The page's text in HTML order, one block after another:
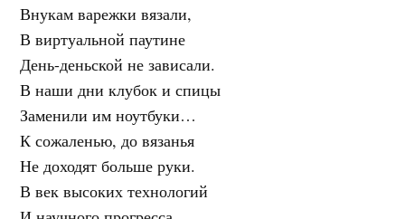
Внукам варежки вязали,
В виртуальной паутине
День-деньской не зависали.
В наши дни клубок и спицы
Заменили им ноутбуки…
К сожаленью, до вязанья
Не доходят больше руки.
В век высоких технологий